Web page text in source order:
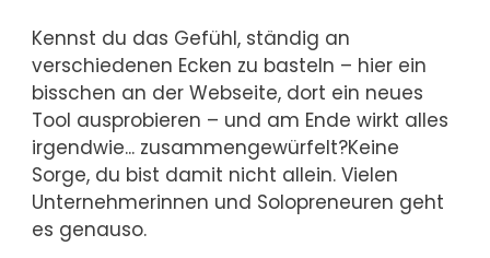
Kennst du das Gefühl, ständig an
verschiedenen Ecken zu basteln – hier ein
bisschen an der Webseite, dort ein neues
Tool ausprobieren – und am Ende wirkt alles
irgendwie... zusammengewürfelt?Keine
Sorge, du bist damit nicht allein. Vielen
Unternehmerinnen und Solopreneuren geht
es genauso.